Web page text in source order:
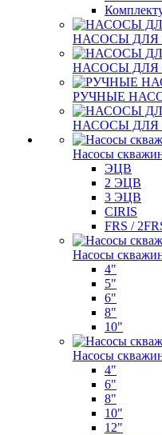
НАСОСЫ ДЛЯ
НАСОСЫ
РУЧНЫЕ
НАСОСЫ
Насосы
ЭЦВ
2 ЭЦВ
3 ЭЦВ
CIRIS
FRS /
Насосы
4"
5"
6"
8"
10"
Насосы
4"
6"
8"
10"
12"